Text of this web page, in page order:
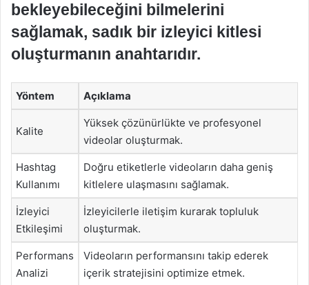
bekleyebileceğini bilmelerini
sağlamak, sadık bir izleyici kitlesi
oluşturmanın anahtarıdır.
Yöntem Açıklama
Kalite
Yüksek çözünürlükte ve profesyonel
videolar oluşturmak.
Hashtag
Kullanımı
Doğru etiketlerle videoların daha geniş
kitlelere ulaşmasını sağlamak.
İzleyici
Etkileşimi
İzleyicilerle iletişim kurarak topluluk
oluşturmak.
Performans
Analizi
Videoların performansını takip ederek
içerik stratejisini optimize etmek.